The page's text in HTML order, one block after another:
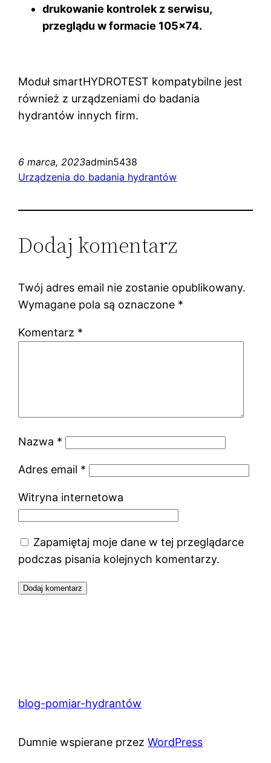
drukowanie kontrolek z serwisu,
przeglądu w formacie 105×74.
Moduł smartHYDROTEST kompatybilne jest
również z urządzeniami do badania
hydrantów innych firm.
6 marca, 2023admin5438
Urządzenia do badania hydrantów
Dodaj komentarz
Twój adres email nie zostanie opublikowany.
Wymagane pola są oznaczone *
Komentarz *
Nazwa *
Adres email *
Witryna internetowa
Zapamiętaj moje dane w tej przeglądarce
podczas pisania kolejnych komentarzy.
blog-pomiar-hydrantów
Dumnie wspierane przezWordPress